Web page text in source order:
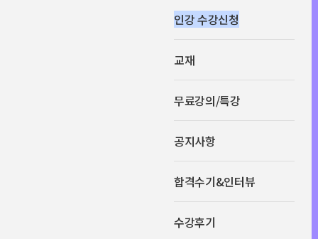
인강 수강신청
교재
무료강의/특강
공지사항
합격수기&인터뷰
수강후기